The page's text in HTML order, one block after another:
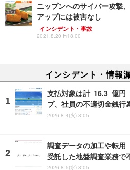
ニップンへのサイバー攻撃
アップには被害なし
インシデント・事故
2021.8.20 Fri 8:00
インシデント・情報
支払対象は計 16.3 億円
プ、社員の不適切金銭行
2026.8.4(火) 8:05
調査データの加工や転
受託した地盤調査業務で
2026.8.5(水) 8:05